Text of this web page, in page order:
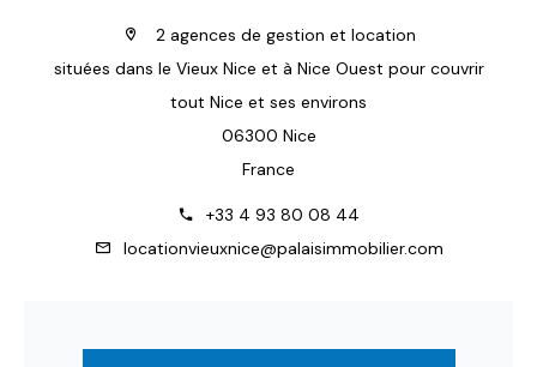
2 agences de gestion et location
situées dans le Vieux Nice et à Nice Ouest pour couvrir
tout Nice et ses environs
06300 Nice
France
+33 4 93 80 08 44
locationvieuxnice@palaisimmobilier.com